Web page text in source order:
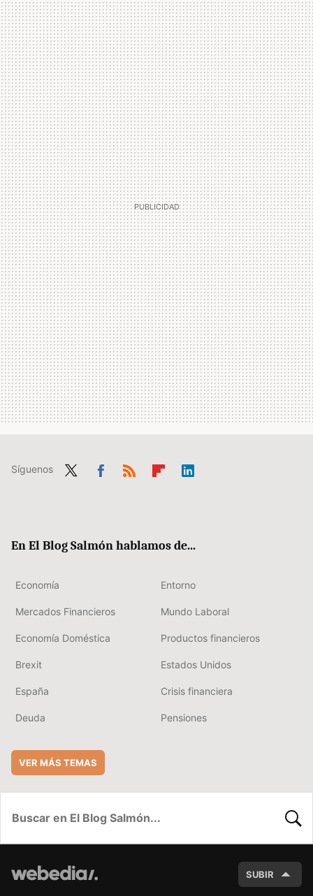
Síguenos
En El Blog Salmón hablamos de...
Economía Entorno
Mercados Financieros Mundo Laboral
Economía Doméstica Productos financieros
Brexit Estados Unidos
España Crisis financiera
Deuda Pensiones
VER MÁS TEMAS
SUBIR